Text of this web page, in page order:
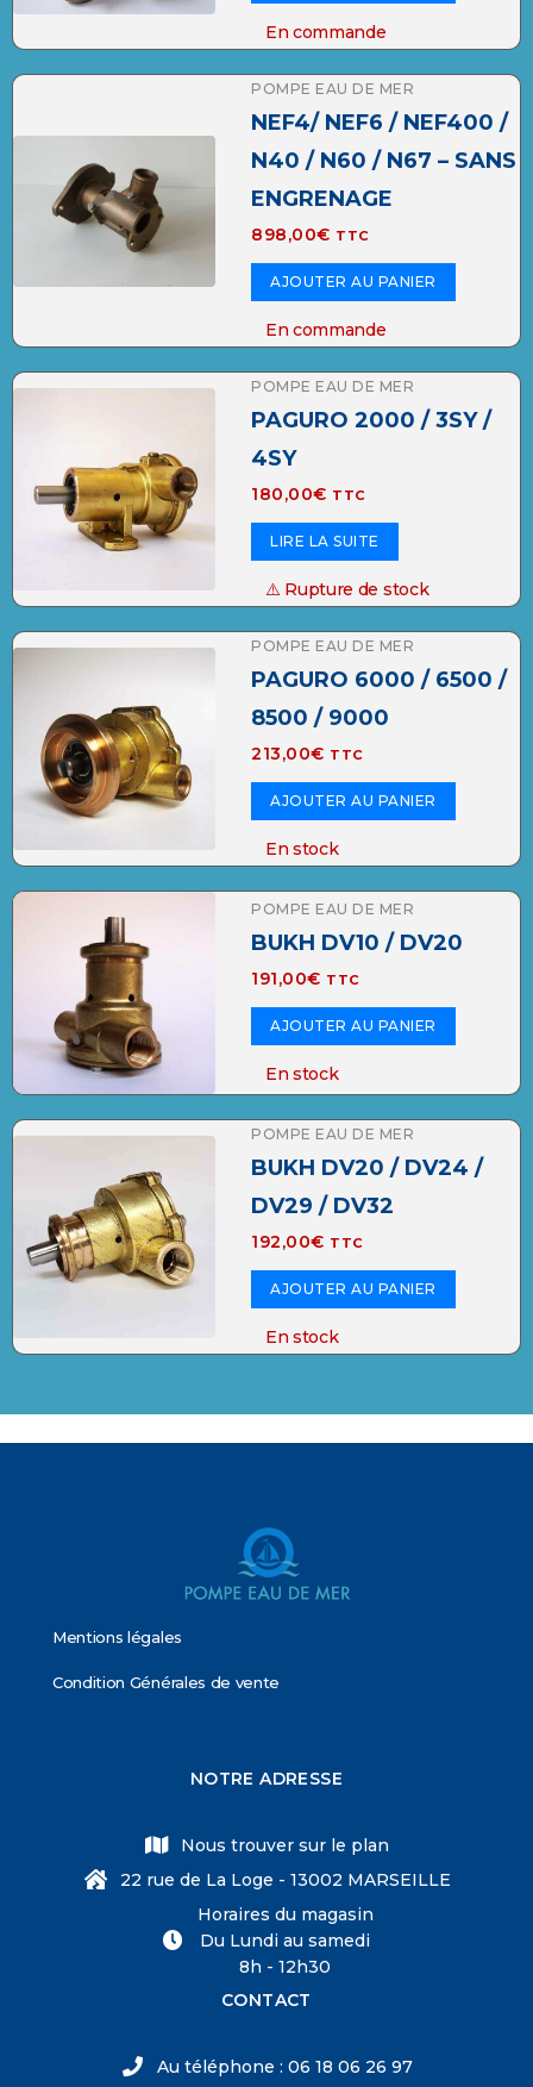
En commande
POMPE EAU DE MER
NEF4/ NEF6 / NEF400 /
N40 / N60 / N67 – SANS
ENGRENAGE
898,00€ TTC
En commande
AJOUTER AU PANIER
POMPE EAU DE MER
PAGURO 2000 / 3SY /
4SY
180,00€ TTC
⚠️ Rupture de stock
LIRE LA SUITE
POMPE EAU DE MER
PAGURO 6000 / 6500 /
8500 / 9000
213,00€ TTC
En stock
AJOUTER AU PANIER
POMPE EAU DE MER
BUKH DV10 / DV20
191,00€ TTC
En stock
AJOUTER AU PANIER
POMPE EAU DE MER
BUKH DV20 / DV24 /
DV29 / DV32
192,00€ TTC
En stock
AJOUTER AU PANIER
Mentions légales
Condition Générales de vente
NOTRE ADRESSE
Nous trouver sur le plan
22 rue de La Loge - 13002 MARSEILLE
Horaires du magasin
Du Lundi au samedi
8h - 12h30
CONTACT
Au téléphone : 06 18 06 26 97